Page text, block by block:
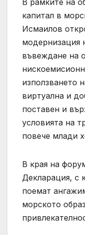
В рамките на
капитал в
Исмаилов
модернизация
въвеждане на
използването
виртуална и
поставен и
условията на
повече млади
В края на
Декларация, с
поемат
морското